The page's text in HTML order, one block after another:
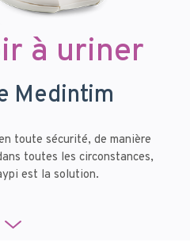
à uriner
Medintim
toute sécurité, de manière
toutes les circonstances,
est la solution.